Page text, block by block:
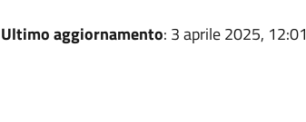
Ultimo aggiornamento: 3 aprile 2025, 12:01